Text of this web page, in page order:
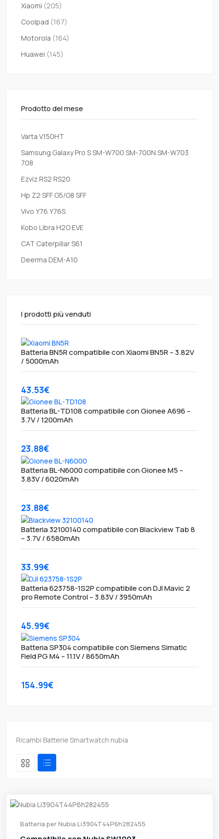
Xiaomi (205)
Coolpad (167)
Motorola (164)
Huawei (145)
Prodotto del mese
Varta V150HT
Samsung Galaxy Pro S SM-W700 SM-700N SM-W703
708
Ezviz RS2 RS20
Hp Z2 SFF G5/G8 SFF
Vivo Y76 Y76S
Kobo Libra H2O EVE
CAT Caterpillar S61
Deerma DEM-A10
I prodotti più venduti
Batteria BN5R compatibile con Xiaomi BN5R – 3.82V
/ 5000mAh
43.53€
Batteria BL-TD108 compatibile con Gionee A696 –
3.7V / 1200mAh
23.88€
Batteria BL-N6000 compatibile con Gionee M5 –
3.83V / 6020mAh
23.88€
Batteria 32100140 compatibile con Blackview Tab 8
– 3.7V / 6580mAh
33.99€
Batteria 623758-1S2P compatibile con DJI Mavic 2
pro Remote Control – 3.83V / 3950mAh
45.99€
Batteria SP304 compatibile con Siemens Simatic
Field PG M4 – 11.1V / 8650mAh
154.99€
Ricambi Batterie Smartwatch nubia
Batteria per Nubia Li3904T44P6h282455